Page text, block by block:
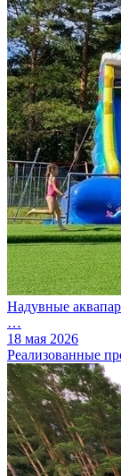
Надувные
…
18 мая 2026
Реализованные